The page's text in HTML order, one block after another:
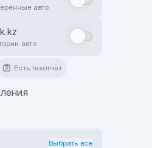
авто
авто
Есть техотчёт
Выбрать все